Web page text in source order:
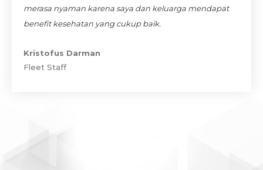
merasa nyaman karena saya dan keluarga mendapat
benefit kesehatan yang cukup baik.
Kristofus Darman
Fleet Staff
system reward
fair
Officer Development Program